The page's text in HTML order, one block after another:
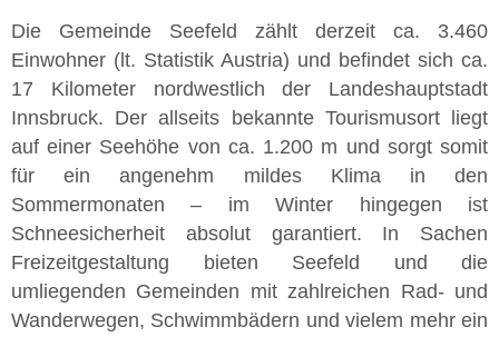
Die Gemeinde Seefeld zählt derzeit ca. 3.460
Einwohner (lt. Statistik Austria) und befindet sich ca.
17 Kilometer nordwestlich der Landeshauptstadt
Innsbruck. Der allseits bekannte Tourismusort liegt
auf einer Seehöhe von ca. 1.200 m und sorgt somit
für ein angenehm mildes Klima in den
Sommermonaten – im Winter hingegen ist
Schneesicherheit absolut garantiert. In Sachen
Freizeitgestaltung bieten Seefeld und die
umliegenden Gemeinden mit zahlreichen Rad- und
Wanderwegen, Schwimmbädern und vielem mehr ein